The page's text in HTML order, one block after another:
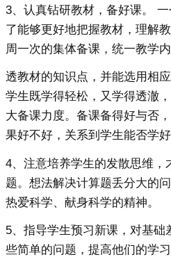
3、认真钻研教材，备好课。
了能够更好地把握教材，理解
周一次的集体备课，统一教学
透教材的知识点，并能选用相
学生既学得轻松，又学得透澈
大备课力度。备课备得好与否
果好不好，关系到学生能否学
4、注意培养学生的发散思维，
题。想法解决计算题丢分大的
热爱科学、献身科学的精神。
5、指导学生预习新课，对基础
些简单的问题，提高他们的学